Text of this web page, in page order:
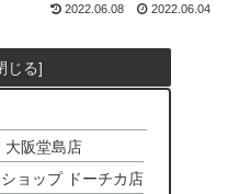
2022.06.08 2022.06.04
大阪堂島店
ョップ ドーチカ店